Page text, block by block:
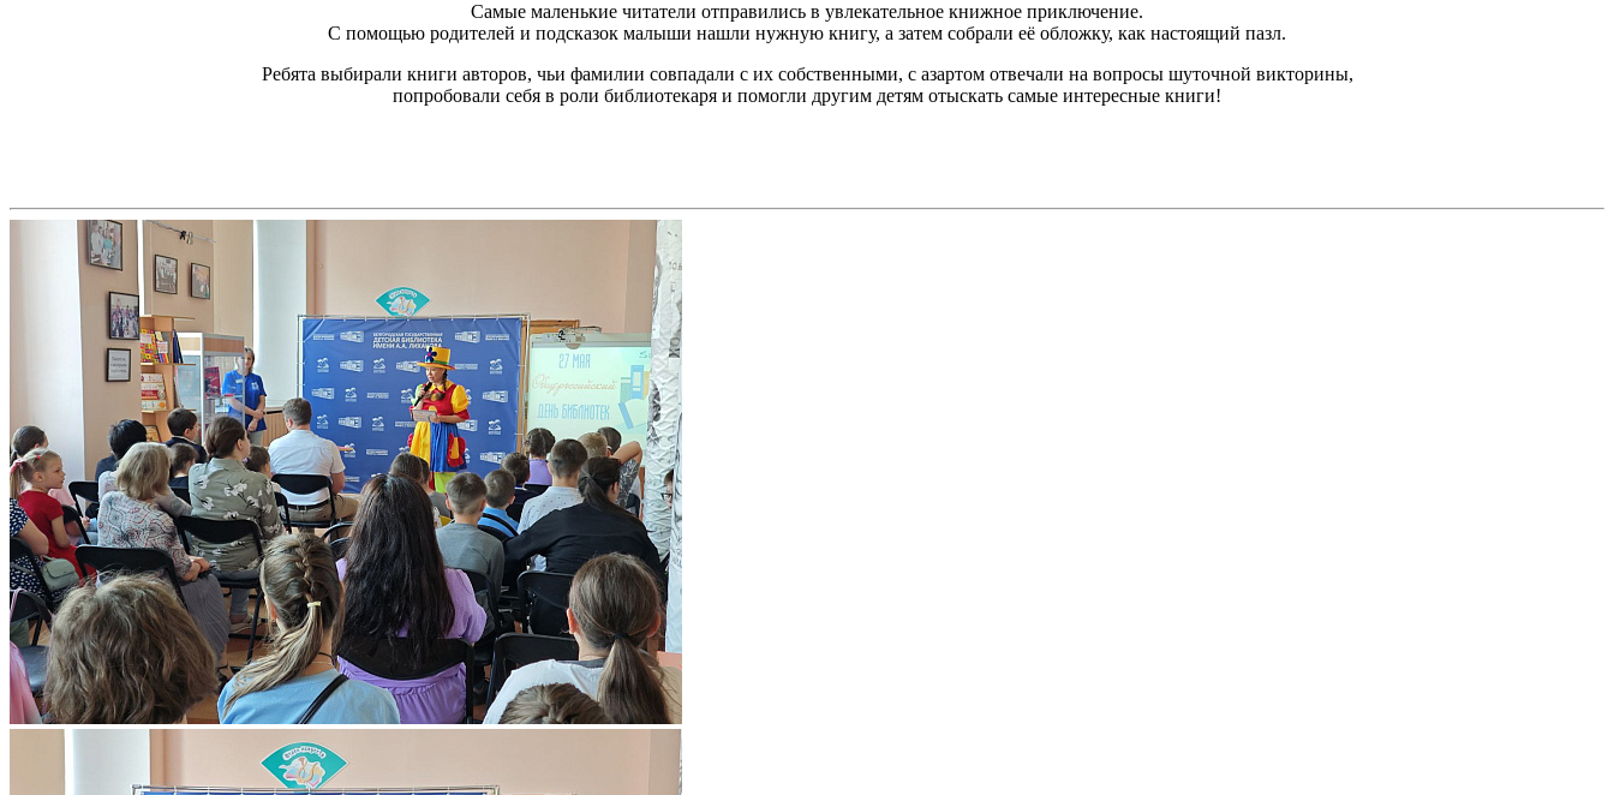
Самые маленькие читатели отправились в увлекательное книжное приключение.
С помощью родителей и подсказок малыши нашли нужную книгу, а затем собрали её обложку, как настоящий пазл.
Ребята выбирали книги авторов, чьи фамилии совпадали с их собственными, с азартом отвечали на вопросы шуточной викторины,
попробовали себя в роли библиотекаря и помогли другим детям отыскать самые интересные книги!